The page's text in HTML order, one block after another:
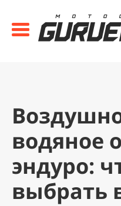
водяное
эндуро:
выбрать